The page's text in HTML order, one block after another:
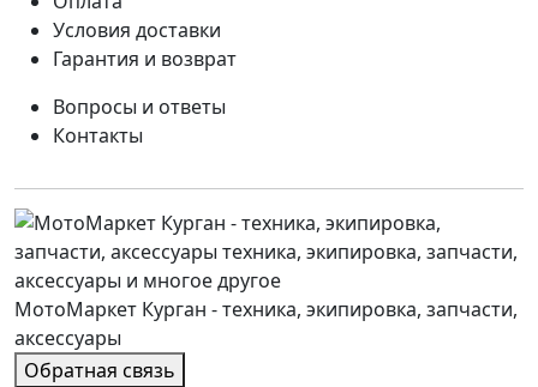
Условия доставки
Гарантия и возврат
Вопросы и ответы
Контакты
МотоМаркет Курган - техника, экипировка, запчасти,
аксессуары
Обратная связь